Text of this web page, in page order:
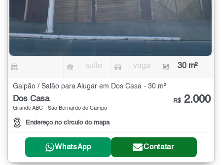
- - suíte - vaga 30 m²
Galpão / Salão para Alugar em Dos Casa - 30 m²
Dos Casa
Grande ABC - São Bernardo do Campo
Endereço no círculo do mapa
R$ 2.000
WhatsApp Contatar